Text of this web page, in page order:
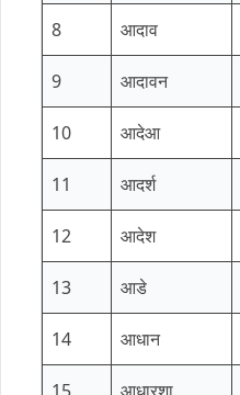
8 आदाव
9 आदावन
10 आदेआ
11 आदर्श
12 आदेश
13 आडे
14 आधान